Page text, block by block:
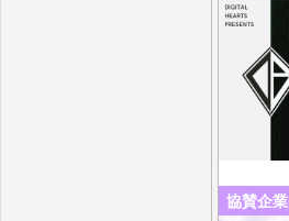
協賛企業